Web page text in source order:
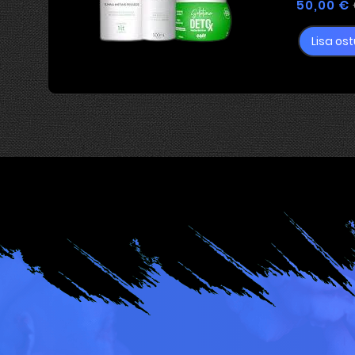
50,00 €
Lisa